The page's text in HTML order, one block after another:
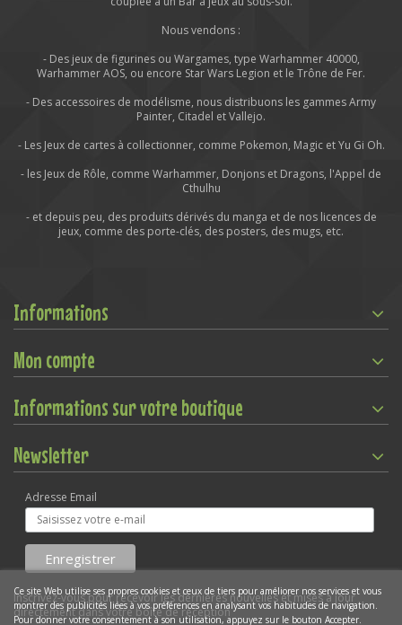
Nous vendons :
- Des jeux de figurines ou Wargames, type Warhammer 40000,
Warhammer AOS, ou encore Star Wars Legion et le Trône de Fer.
- Des accessoires de modélisme, nous distribuons les gammes Army
Painter, Citadel et Vallejo.
- Les Jeux de cartes à collectionner, comme Pokemon, Magic et Yu Gi Oh.
- les Jeux de Rôle, comme Warhammer, Donjons et Dragons, l'Appel de
Cthulhu
- et depuis peu, des produits dérivés du manga et de nos licences de
jeux, comme des porte-clés, des posters, des mugs, etc.
Informations
Mon compte
Informations sur votre boutique
Newsletter
Adresse Email
Inscrivez-vous pour recevoir les dernières nouvelles et mises à jour
directement dans votre boîte de réception
Ce site Web utilise ses propres cookies et ceux de tiers pour améliorer nos services et vous
montrer des publicités liées à vos préférences en analysant vos habitudes de navigation.
Pour donner votre consentement à son utilisation, appuyez sur le bouton Accepter.